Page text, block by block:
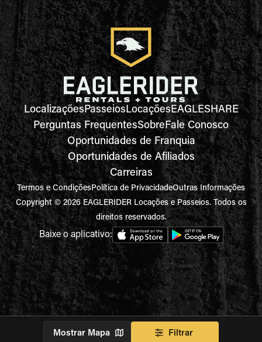
Mostrar Mapa Filtrar
LocalizaçõesPasseiosLocaçõesEAGLESHARE
Perguntas FrequentesSobreFale Conosco
Oportunidades de Franquia
Oportunidades de Afiliados
Carreiras
Termos e CondiçõesPolítica de PrivacidadeOutras Informações
Copyright © 2026 EAGLERIDER Locações e Passeios. Todos os
direitos reservados.
Baixe o aplicativo: